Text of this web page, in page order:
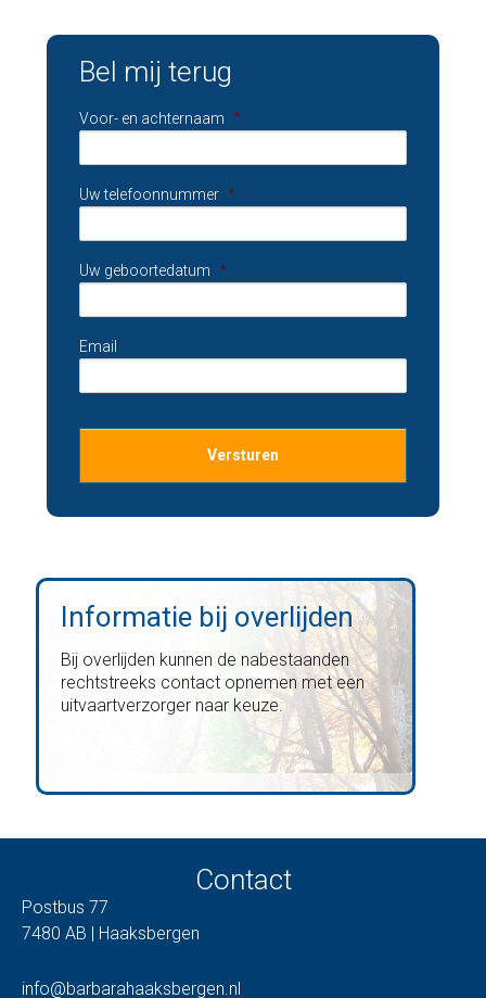
Bel mij terug
Voor- en achternaam *
Uw telefoonnummer *
Uw geboortedatum *
Email
Informatie bij overlijden
Bij overlijden kunnen de nabestaanden
rechtstreeks contact opnemen met een
uitvaartverzorger naar keuze.
Contact
Postbus 77
7480 AB | Haaksbergen
info@barbarahaaksbergen.nl